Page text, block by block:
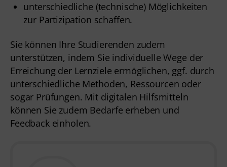
unterschiedliche (technische) Möglichkeiten
zur Partizipation schaffen.
Sie können Ihre Studierenden zudem
unterstützen, indem Sie individuelle Wege der
Erreichung der Lernziele ermöglichen, ggf. durch
unterschiedliche Methoden, Ressourcen oder
sogar Prüfungen. Mit digitalen Hilfsmitteln
können Sie zudem Bedarfe erheben und
Feedback einholen.